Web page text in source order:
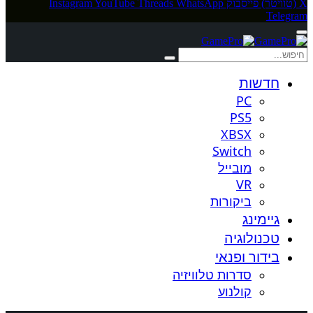
X (טוויטר) פייסבוק Instagram YouTube Threads WhatsApp
Telegram
חדשות
PC
PS5
XBSX
Switch
מובייל
VR
ביקורות
גיימינג
טכנולוגיה
בידור ופנאי
סדרות טלוויזיה
קולנוע